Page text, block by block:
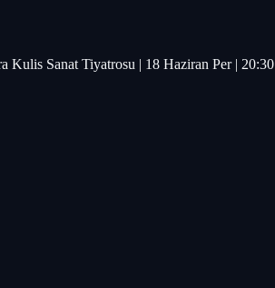
Kulis Sanat Tiyatrosu | 18 Haziran Per | 20:30